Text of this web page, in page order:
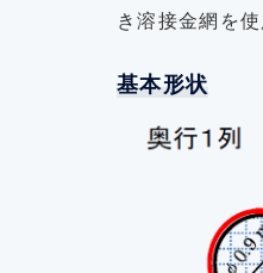
き溶接金網を
基本形状